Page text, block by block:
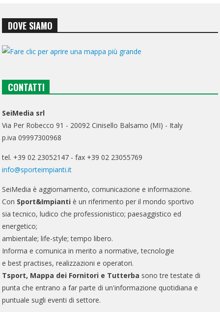
DOVE SIAMO
CONTATTI
SeiMedia srl
Via Per Robecco 91 - 20092 Cinisello Balsamo (MI) - Italy
p.iva 09997300968
tel. +39 02 23052147 - fax +39 02 23055769
info@sporteimpianti.it
SeiMedia è aggiornamento, comunicazione e informazione.
Con Sport&Impianti è un riferimento per il mondo sportivo
sia tecnico, ludico che professionistico; paesaggistico ed
energetico;
ambientale; life-style; tempo libero.
Informa e comunica in merito a normative, tecnologie
e best practises, realizzazioni e operatori.
Tsport, Mappa dei Fornitori e Tutterba sono tre testate di
punta che entrano a far parte di un'informazione quotidiana e
puntuale sugli eventi di settore.